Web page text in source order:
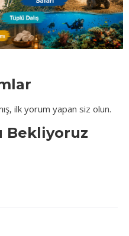
ilk yorum yapan siz olun.
Bekliyoruz